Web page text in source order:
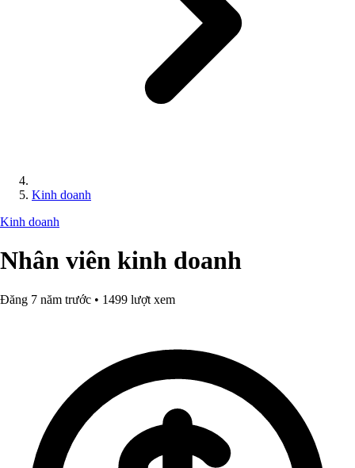
Kinh doanh
Kinh doanh
Nhân viên kinh doanh
Đăng 7 năm trước • 1499 lượt xem